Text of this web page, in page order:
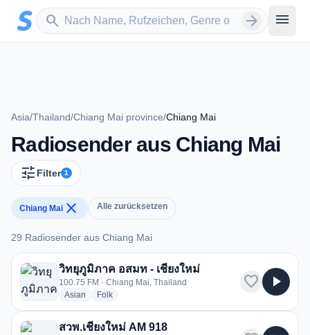
Zum Hauptinhalt springen
search
Sender suchen arrow_forward menu
Asia/Thailand/Chiang Mai province/Chiang Mai
Radiosender aus Chiang Mai
tune Filter 1
Chiang Mai close Alle zurücksetzen
29 Radiosender aus Chiang Mai
29 Radiosender aus Chiang Mai
วิทยุภูมิภาค อสมท - เชียงใหม่
100.75 FM · Chiang Mai, Thailand
Asian radio stations
Folkradio stations
favorite play_arrow
สวพ.เชียงใหม่ AM 918